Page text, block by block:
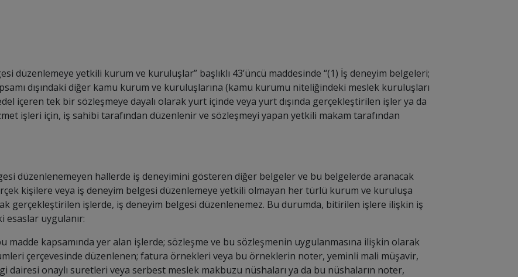
düzenlemeye yetkili kurum ve kuruluşlar” başlıklı 43’üncü maddesinde “(1) İş deneyim belgeleri;
dışındaki diğer kamu kurum ve kuruluşlarına (kamu kurumu niteliğindeki meslek kuruluşları
içeren tek bir sözleşmeye dayalı olarak yurt içinde veya yurt dışında gerçekleştirilen işler ya da
işleri için, iş sahibi tarafından düzenlenir ve sözleşmeyi yapan yetkili makam tarafından
düzenlenemeyen hallerde iş deneyimini gösteren diğer belgeler ve bu belgelerde aranacak
kişilere veya iş deneyim belgesi düzenlemeye yetkili olmayan her türlü kurum ve kuruluşa
gerçekleştirilen işlerde, iş deneyim belgesi düzenlenemez. Bu durumda, bitirilen işlere ilişkin iş
esaslar uygulanır:
madde kapsamında yer alan işlerde; sözleşme ve bu sözleşmenin uygulanmasına ilişkin olarak
çerçevesinde düzenlenen; fatura örnekleri veya bu örneklerin noter, yeminli mali müşavir,
dairesi onaylı suretleri veya serbest meslek makbuzu nüshaları ya da bu nüshaların noter,